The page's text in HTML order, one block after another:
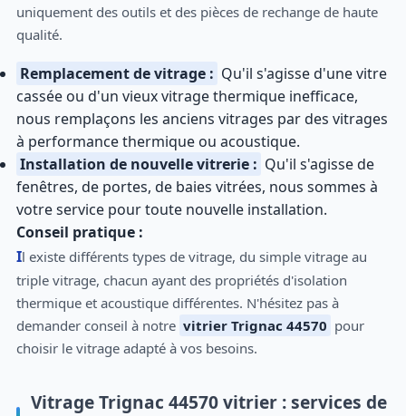
uniquement des outils et des pièces de rechange de haute
qualité.
Remplacement de vitrage : Qu'il s'agisse d'une vitre
cassée ou d'un vieux vitrage thermique inefficace,
nous remplaçons les anciens vitrages par des vitrages
à performance thermique ou acoustique.
Installation de nouvelle vitrerie : Qu'il s'agisse de
fenêtres, de portes, de baies vitrées, nous sommes à
votre service pour toute nouvelle installation.
Conseil pratique :
Il existe différents types de vitrage, du simple vitrage au
triple vitrage, chacun ayant des propriétés d'isolation
thermique et acoustique différentes. N'hésitez pas à
demander conseil à notre vitrier Trignac 44570 pour
choisir le vitrage adapté à vos besoins.
Vitrage Trignac 44570 vitrier : services de